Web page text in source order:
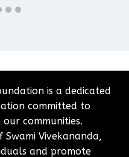
is a dedicated
committed to
communities.
Swami Vivekananda,
and promote